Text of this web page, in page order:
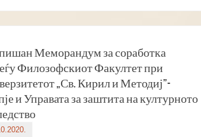
Меморандум за соработка
Филозофскиот Факултет при
„Св. Кирил и Методиј”-
и Управата за заштита на културното